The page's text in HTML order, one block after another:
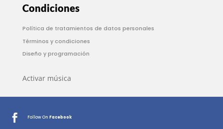
Condiciones
Política de tratamientos de datos personales
Términos y condiciones
Diseño y programación
Activar música
 Follow On Facebook